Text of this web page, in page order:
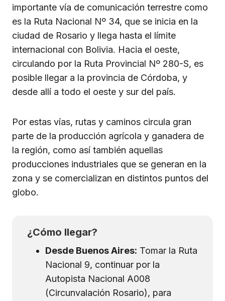
importante vía de comunicación terrestre como
es la Ruta Nacional Nº 34, que se inicia en la
ciudad de Rosario y llega hasta el límite
internacional con Bolivia. Hacia el oeste,
circulando por la Ruta Provincial Nº 280-S, es
posible llegar a la provincia de Córdoba, y
desde allí a todo el oeste y sur del país.
Por estas vías, rutas y caminos circula gran
parte de la producción agrícola y ganadera de
la región, como así también aquellas
producciones industriales que se generan en la
zona y se comercializan en distintos puntos del
globo.
¿Cómo llegar?
Desde Buenos Aires: Tomar la Ruta
Nacional 9, continuar por la
Autopista Nacional A008
(Circunvalación Rosario), para